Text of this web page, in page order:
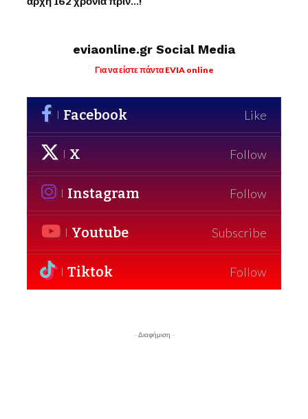
eviaonline.gr Social Media
Για να είστε πάντα EVIA online
Facebook Like
X Follow
Instagram Follow
Youtube Subscribe
Tiktok Follow
- Διαφήμιση -